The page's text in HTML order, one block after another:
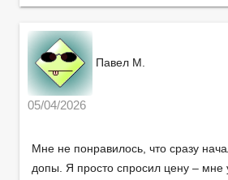
Павел М.
05/04/2026
Мне не понравилось, что сразу
допы. Я просто спросил цену – мне